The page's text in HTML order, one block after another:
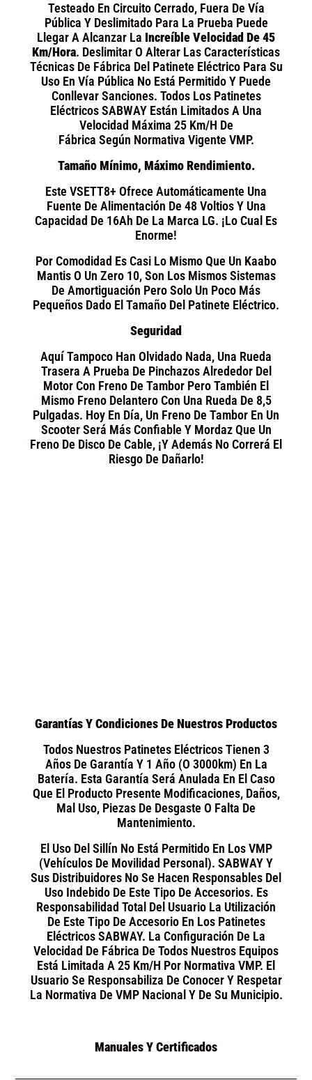
Testeado En Circuito Cerrado, Fuera De Vía
Pública Y Deslimitado Para La Prueba Puede
Llegar A Alcanzar La Increíble Velocidad De 45
Km/hora. Deslimitar O Alterar Las Características
Técnicas De Fábrica Del Patinete Eléctrico Para Su
Uso En Vía Pública No Está Permitido Y Puede
Conllevar Sanciones. Todos Los Patinetes
Eléctricos SABWAY Están Limitados A Una
Velocidad Máxima 25 Km/h De
Fábrica Según Normativa Vigente VMP.
Tamaño Mínimo, Máximo Rendimiento.
Este VSETT8+ Ofrece Automáticamente Una
Fuente De Alimentación De 48 Voltios Y Una
Capacidad De 16Ah De La Marca LG. ¡Lo Cual Es
Enorme!
Por Comodidad Es Casi Lo Mismo Que Un Kaabo
Mantis O Un Zero 10, Son Los Mismos Sistemas
De Amortiguación Pero Solo Un Poco Más
Pequeños Dado El Tamaño Del Patinete Eléctrico.
Seguridad
Aquí Tampoco Han Olvidado Nada, Una Rueda
Trasera A Prueba De Pinchazos Alrededor Del
Motor Con Freno De Tambor Pero También El
Mismo Freno Delantero Con Una Rueda De 8,5
Pulgadas. Hoy En Día, Un Freno De Tambor En Un
Scooter Será Más Confiable Y Mordaz Que Un
Freno De Disco De Cable, ¡y Además No Correrá El
Riesgo De Dañarlo!
Garantías Y Condiciones De Nuestros Productos
Todos Nuestros Patinetes Eléctricos Tienen 3
Años De Garantía Y 1 Año (o 3000km) En La
Batería. Esta Garantía Será Anulada En El Caso
Que El Producto Presente Modificaciones, Daños,
Mal Uso, Piezas De Desgaste O Falta De
Mantenimiento.
El Uso Del Sillín No Está Permitido En Los VMP
(Vehículos De Movilidad Personal). SABWAY Y
Sus Distribuidores No Se Hacen Responsables Del
Uso Indebido De Este Tipo De Accesorios. Es
Responsabilidad Total Del Usuario La Utilización
De Este Tipo De Accesorio En Los Patinetes
Eléctricos SABWAY. La Configuración De La
Velocidad De Fábrica De Todos Nuestros Equipos
Está Limitada A 25 Km/h Por Normativa VMP. El
Usuario Se Responsabiliza De Conocer Y Respetar
La Normativa De VMP Nacional Y De Su Municipio.
Manuales Y Certificados